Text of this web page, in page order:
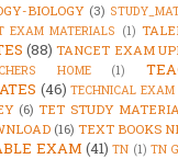
BIOLOGY (3)
EXAM MATERIALS (1)
(88) TANCET EXAM
HOME (1)
(46) TECHNICAL EXAM
(6) TET STUDY
(16) TEXT BOOKS
EXAM (41) TN (1) TN